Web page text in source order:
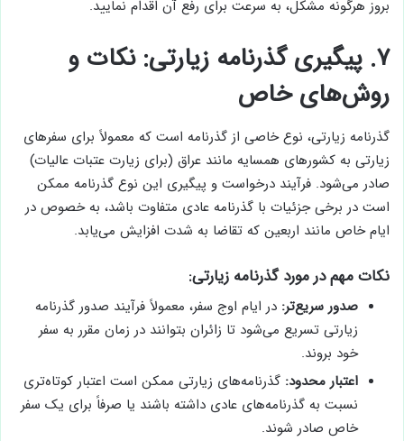
بروز هرگونه مشکل، به سرعت برای رفع آن اقدام نمایید.
۷. پیگیری گذرنامه زیارتی: نکات و
روش‌های خاص
گذرنامه زیارتی، نوع خاصی از گذرنامه است که معمولاً برای سفرهای
زیارتی به کشورهای همسایه مانند عراق (برای زیارت عتبات عالیات)
صادر می‌شود. فرآیند درخواست و پیگیری این نوع گذرنامه ممکن
است در برخی جزئیات با گذرنامه عادی متفاوت باشد، به خصوص در
ایام خاص مانند اربعین که تقاضا به شدت افزایش می‌یابد.
نکات مهم در مورد گذرنامه زیارتی:
صدور سریع‌تر: در ایام اوج سفر، معمولاً فرآیند صدور گذرنامه
زیارتی تسریع می‌شود تا زائران بتوانند در زمان مقرر به سفر
خود بروند.
اعتبار محدود: گذرنامه‌های زیارتی ممکن است اعتبار کوتاه‌تری
نسبت به گذرنامه‌های عادی داشته باشند یا صرفاً برای یک سفر
خاص صادر شوند.